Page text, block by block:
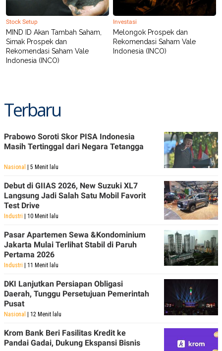
Stock Setup
MIND ID Akan Tambah Saham,
Simak Prospek dan
Rekomendasi Saham Vale
Indonesia (INCO)
Investasi
Melongok Prospek dan
Rekomendasi Saham Vale
Indonesia (INCO)
Terbaru
Prabowo Soroti Skor PISA Indonesia
Masih Tertinggal dari Negara Tetangga
Nasional | 5 Menit lalu
Debut di GIIAS 2026, New Suzuki XL7
Langsung Jadi Salah Satu Mobil Favorit
Test Drive
Industri | 10 Menit lalu
Pasar Apartemen Sewa &Kondominium
Jakarta Mulai Terlihat Stabil di Paruh
Pertama 2026
Industri | 11 Menit lalu
DKI Lanjutkan Persiapan Obligasi
Daerah, Tunggu Persetujuan Pemerintah
Pusat
Nasional | 12 Menit lalu
Krom Bank Beri Fasilitas Kredit ke
Pandai Gadai, Dukung Ekspansi Bisnis